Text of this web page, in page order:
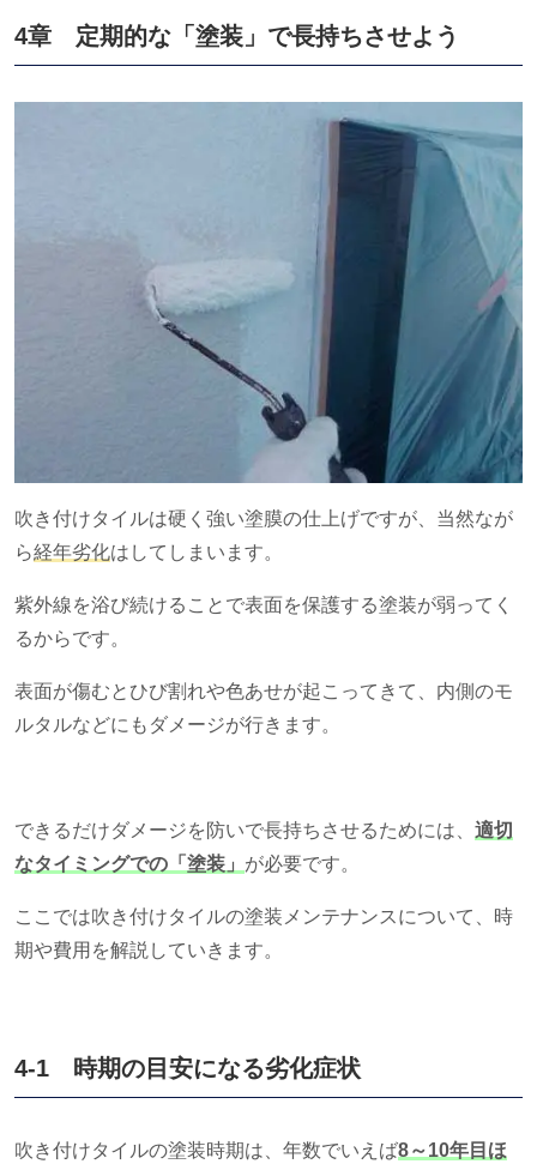
4章 定期的な「塗装」で長持ちさせよう
吹き付けタイルは硬く強い塗膜の仕上げですが、当然なが
ら経年劣化はしてしまいます。
紫外線を浴び続けることで表面を保護する塗装が弱ってく
るからです。
表面が傷むとひび割れや色あせが起こってきて、内側のモ
ルタルなどにもダメージが行きます。
できるだけダメージを防いで長持ちさせるためには、 適切
なタイミングでの「塗装」 が必要です。
ここでは吹き付けタイルの塗装メンテナンスについて、時
期や費用を解説していきます。
4-1 時期の目安になる劣化症状
吹き付けタイルの塗装時期は、年数でいえば8～10年目ほ